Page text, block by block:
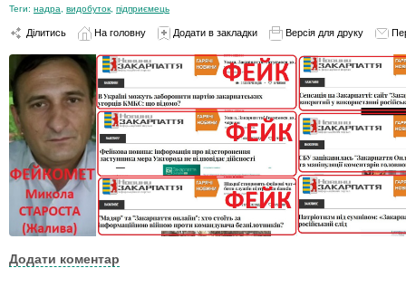
Теги: надра видобуток підприємець
Ділитись На головну Додати в закладки Версія для друку
Додати коментар